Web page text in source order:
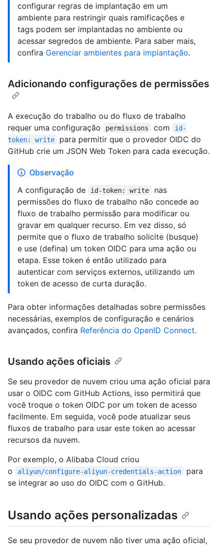
configurar regras de implantação em um
ambiente para restringir quais ramificações e
tags podem ser implantadas no ambiente ou
acessar segredos de ambiente. Para saber mais,
confira Gerenciar ambientes para implantação.
Adicionando configurações de permissões
A execução do trabalho ou do fluxo de trabalho
requer uma configuração
permissions com
id-
token: write
para permitir que o provedor OIDC do
GitHub crie um JSON Web Token para cada execução.
Observação
A configuração de
id-token: write
nas
permissões do fluxo de trabalho não concede ao
fluxo de trabalho permissão para modificar ou
gravar em qualquer recurso. Em vez disso, só
permite que o fluxo de trabalho solicite (busque)
e use (defina) um token OIDC para uma ação ou
etapa. Esse token é então utilizado para
autenticar com serviços externos, utilizando um
token de acesso de curta duração.
Para obter informações detalhadas sobre permissões
necessárias, exemplos de configuração e cenários
avançados, confira Referência do OpenID Connect.
Usando ações oficiais
Se seu provedor de nuvem criou uma ação oficial para
usar o OIDC com GitHub Actions, isso permitirá que
você troque o token OIDC por um token de acesso
facilmente. Em seguida, você pode atualizar seus
fluxos de trabalho para usar este token ao acessar
recursos da nuvem.
Por exemplo, o Alibaba Cloud criou
o
aliyun/configure-aliyun-credentials-action
para
se integrar ao uso do OIDC com o GitHub.
Usando ações personalizadas
Se seu provedor de nuvem não tiver uma ação oficial,